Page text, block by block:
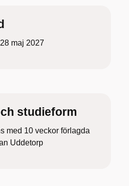
maj 2027
studieform
med 10 veckor förlagda
Uddetorp